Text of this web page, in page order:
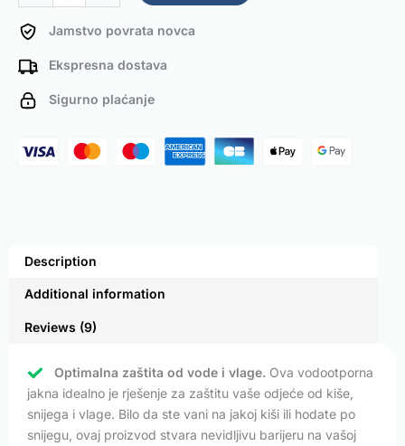
Jamstvo povrata novca
Ekspresna dostava
Sigurno plaćanje
Description
Additional information
Reviews (9)
Optimalna zaštita od vode i vlage. Ova vodootporna
jakna idealno je rješenje za zaštitu vaše odjeće od kiše,
snijega i vlage. Bilo da ste vani na jakoj kiši ili hodate po
snijegu, ovaj proizvod stvara nevidljivu barijeru na vašoj